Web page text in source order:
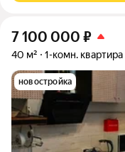
7 100 000 ₽
40 м² 1-комн. квартира
новостройка